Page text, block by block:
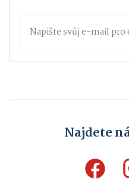
Najdete